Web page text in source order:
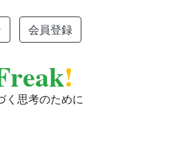
会員登録
!
く思考のために